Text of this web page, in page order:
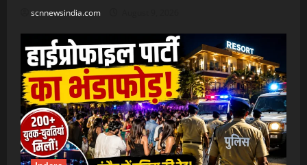
scnnewsindia.com